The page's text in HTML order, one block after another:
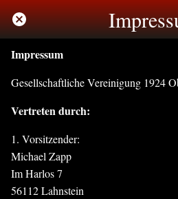
Impressum
Gesellschaftliche Vereinigung 1924
Vertreten durch:
1. Vorsitzender:
Michael Zapp
Im Harlos 7
56112 Lahnstein